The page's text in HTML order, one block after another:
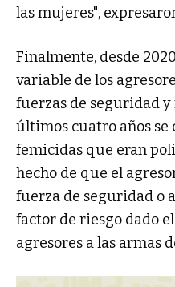
las mujeres",
Finalmente, desde
variable de los
fuerzas de seguridad
últimos cuatro años
femicidas que eran
hecho de que el
fuerza de seguridad o
factor de riesgo dado
agresores a las armas